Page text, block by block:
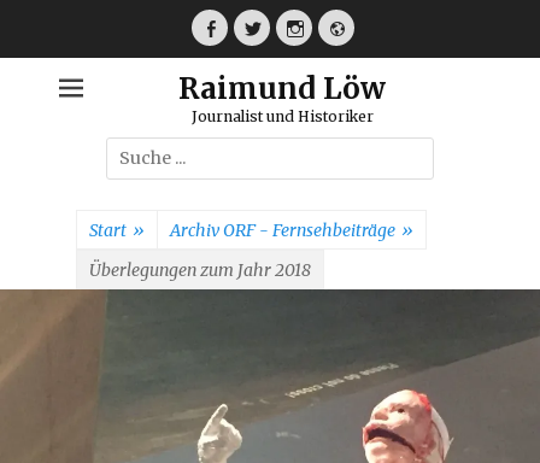
Facebook
TwitterInstagramWebseite
Raimund Löw
Journalist und Historiker
Suche
nach:
Start » Archiv ORF - Fernsehbeiträge »
Überlegungen zum Jahr 2018